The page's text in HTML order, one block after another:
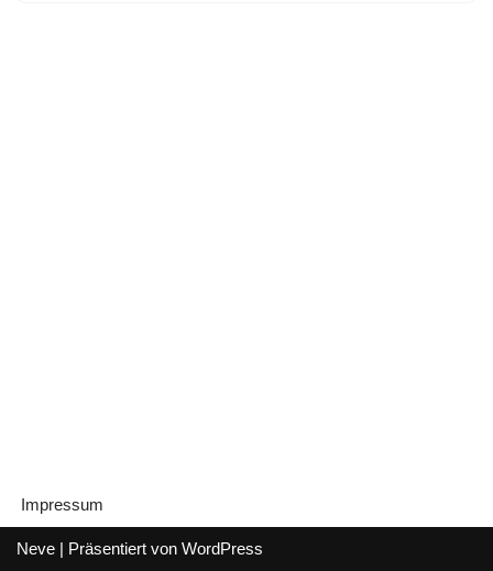
Impressum
Neve | Präsentiert von WordPress